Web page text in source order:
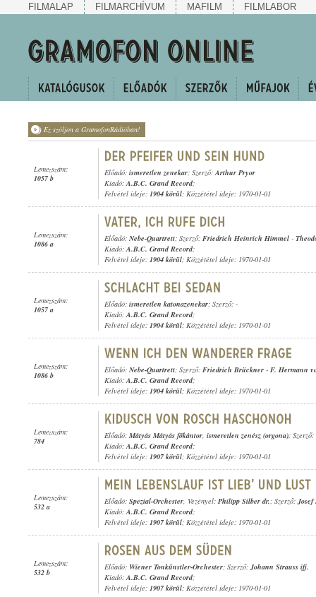
FILMALAP FILMARCHÍVUM MAFILM FILMLABOR
Ez szóljon a GramofonRádióban!
Lemezszám:
1057 b
Előadó: ismeretlen zenekar; Szerző:Arthur Pryor
Kiadó:A.B.C. Grand Record;
Felvétel ideje: 1904 körül; Közzététel ideje: 1970-01-01
Lemezszám:
1086 a
Előadó: Nebe-Quartrett; Szerző: Friedrich Heinrich Himmel -
Kiadó:A.B.C. Grand Record;
Felvétel ideje: 1904 körül; Közzététel ideje: 1970-01-01
Lemezszám:
1057 a
Előadó: ismeretlen katonazenekar; Szerző: -
Kiadó:A.B.C. Grand Record;
Felvétel ideje: 1904 körül; Közzététel ideje: 1970-01-01
Lemezszám:
1086 b
Előadó: Nebe-Quartrett; Szerző: Friedrich Brückner - F. Hermann
Kiadó:A.B.C. Grand Record;
Felvétel ideje: 1904 körül; Közzététel ideje: 1970-01-01
Lemezszám:
784
Előadó: Mátyás Mátyás főkántor, ismeretlen zenész (orgona); Szerző:
Kiadó:A.B.C. Grand Record;
Felvétel ideje: 1907 körül; Közzététel ideje: 1970-01-01
Lemezszám:
532 a
Előadó: Spezial-Orchester, Vezényel: Philipp Silber dr.; Szerző:Josef
Kiadó:A.B.C. Grand Record;
Felvétel ideje: 1907 körül; Közzététel ideje: 1970-01-01
Lemezszám:
532 b
Előadó: Wiener Tonkünstler-Orchester; Szerző:Johann Strauss ifj.
Kiadó:A.B.C. Grand Record;
Felvétel ideje: 1907 körül; Közzététel ideje: 1970-01-01